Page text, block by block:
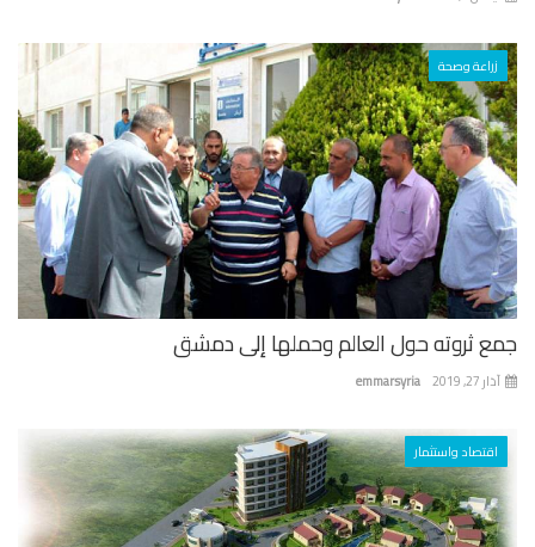
زراعة وصحة
ثروته حول العالم وحملها إلى دمشق
emmarsyria 27, 2019
اقتصاد واستثمار